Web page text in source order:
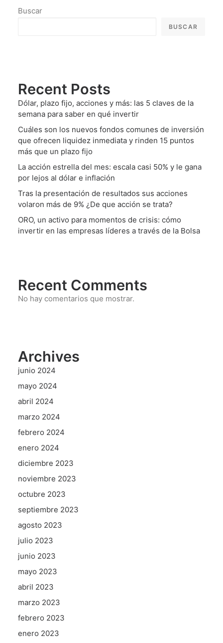
Buscar
BUSCAR
Recent Posts
Dólar, plazo fijo, acciones y más: las 5 claves de la
semana para saber en qué invertir
Cuáles son los nuevos fondos comunes de inversión
que ofrecen liquidez inmediata y rinden 15 puntos
más que un plazo fijo
La acción estrella del mes: escala casi 50% y le gana
por lejos al dólar e inflación
Tras la presentación de resultados sus acciones
volaron más de 9% ¿De que acción se trata?
ORO, un activo para momentos de crisis: cómo
invertir en las empresas líderes a través de la Bolsa
Recent Comments
No hay comentarios que mostrar.
Archives
junio 2024
mayo 2024
abril 2024
marzo 2024
febrero 2024
enero 2024
diciembre 2023
noviembre 2023
octubre 2023
septiembre 2023
agosto 2023
julio 2023
junio 2023
mayo 2023
abril 2023
marzo 2023
febrero 2023
enero 2023